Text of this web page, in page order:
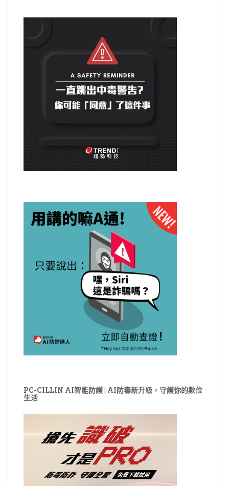
PC-CILLIN AI智能防護 | AI防毒新升級，守護你的數位
生活